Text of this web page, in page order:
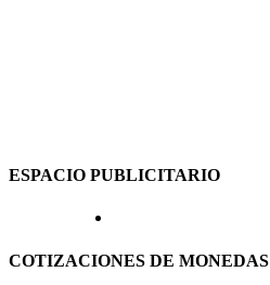
ESPACIO PUBLICITARIO
COTIZACIONES DE MONEDAS